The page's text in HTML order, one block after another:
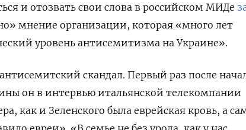
и отозвать свои слова в российском МИДе
мнение организации, которая «много лет
уровень антисемитизма на Украине».
скандал. Первый раз после
он в интервью итальянской телекомпании
как и Зеленского была еврейская кровь, а